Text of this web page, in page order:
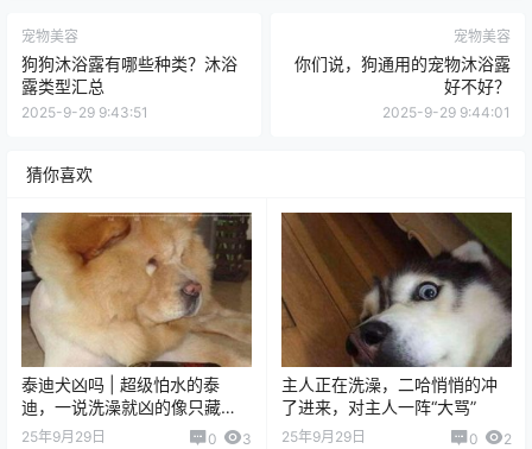
宠物美容
狗狗沐浴露有哪些种类？沐浴
露类型汇总
2025-9-29 9:43:51
宠物美容
你们说，狗通用的宠物沐浴露
好不好？
2025-9-29 9:44:01
猜你喜欢
泰迪犬凶吗 | 超级怕水的泰
迪，一说洗澡就凶的像只藏
獒，每次都得带防护手套！
25年9月29日 0 3
主人正在洗澡，二哈悄悄的冲
了进来，对主人一阵“大骂”
25年9月29日 0 2